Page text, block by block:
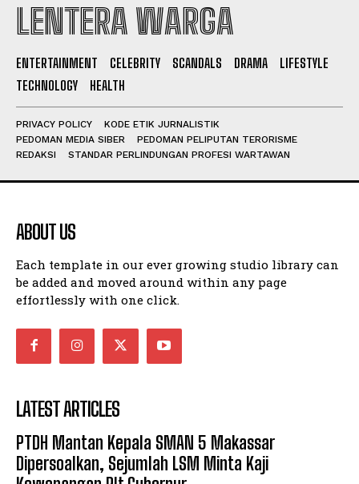
I WANT IN
I've read and accept thePrivacy Policy.
LENTERA WARGA
ENTERTAINMENT CELEBRITY SCANDALS DRAMA
LIFESTYLE
TECHNOLOGY
HEALTH
PRIVACY POLICY
KODE ETIK JURNALISTIK
PEDOMAN MEDIA SIBER
PEDOMAN PELIPUTAN TERORISME
REDAKSI
STANDAR PERLINDUNGAN PROFESI WARTAWAN
ABOUT US
Each template in our ever growing studio library can
be added and moved around within any page
effortlessly with one click.
LATEST ARTICLES
PTDH Mantan Kepala SMAN 5 Makassar
Dipersoalkan, Sejumlah LSM Minta Kaji